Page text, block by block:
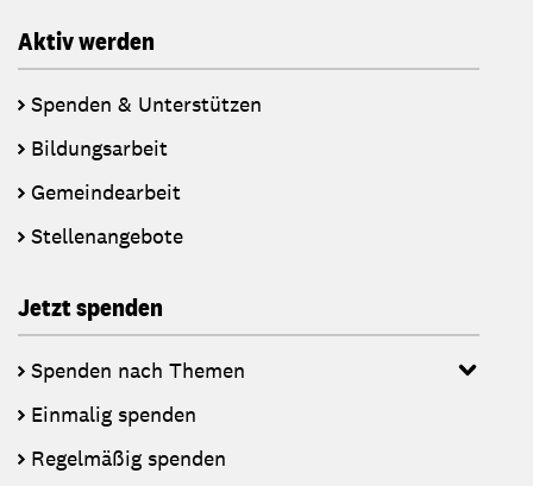
Aktiv werden
Spenden & Unterstützen
Bildungsarbeit
Gemeindearbeit
Stellenangebote
Jetzt spenden
Spenden nach Themen
Einmalig spenden
Regelmäßig spenden